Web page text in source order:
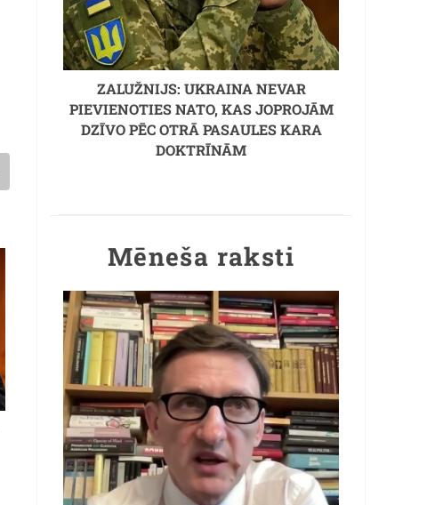
ZALUŽNIJS: UKRAINA NEVAR
PIEVIENOTIES NATO, KAS JOPROJĀM
DZĪVO PĒC OTRĀ PASAULES KARA
DOKTRĪNĀM
Mēneša raksti